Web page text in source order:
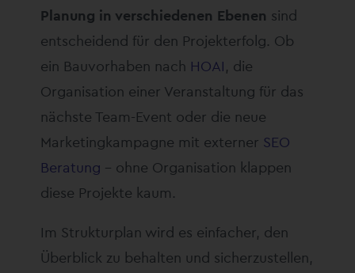
Planung in verschiedenen Ebenen sind
entscheidend für den Projekterfolg. Ob
ein Bauvorhaben nach HOAI, die
Organisation einer Veranstaltung für das
nächste Team-Event oder die neue
Marketingkampagne mit externer SEO
Beratung – ohne Organisation klappen
diese Projekte kaum.
Im Strukturplan wird es einfacher, den
Überblick zu behalten und sicherzustellen,